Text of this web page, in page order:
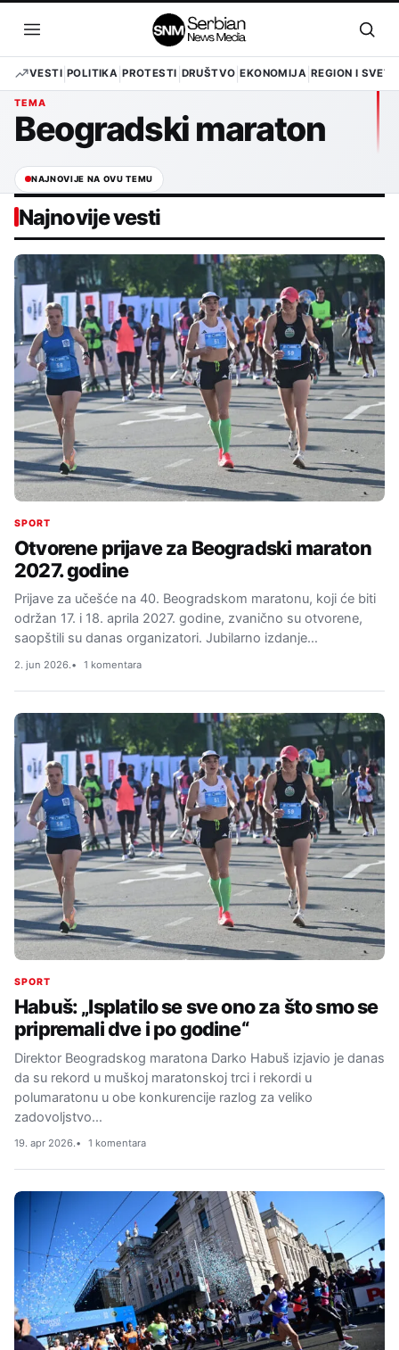
sadržaj
Otvori
meni
VESTI POLITIKA PROTESTI DRUŠTVO EKONOMIJA REGION I SVET
TEMA
Beogradski maraton
NAJNOVIJE NA OVU TEMU
Najnovije vesti
SPORT
Otvorene prijave za Beogradski maraton
2027. godine
Prijave za učešće na 40. Beogradskom maratonu, koji će biti
održan 17. i 18. aprila 2027. godine, zvanično su otvorene,
saopštili su danas organizatori. Jubilarno izdanje…
2. jun 2026. 1 komentara
SPORT
Habuš: „Isplatilo se sve ono za što smo se
pripremali dve i po godine“
Direktor Beogradskog maratona Darko Habuš izjavio je danas
da su rekord u muškoj maratonskoj trci i rekordi u
polumaratonu u obe konkurencije razlog za veliko
zadovoljstvo…
19. apr 2026. 1 komentara